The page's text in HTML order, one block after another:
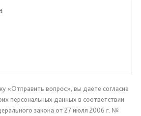
«Отправить вопрос», вы даете согласие
персональных данных в соответствии
закона от 27 июля 2006 г. №